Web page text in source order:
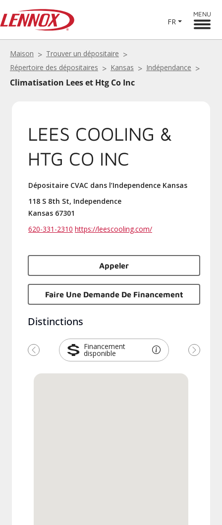
FR
MENU
Maison
Trouver un dépositaire
Répertoire des dépositaires
Kansas Indépendance
Climatisation Lees et Htg Co Inc
LEES COOLING &
HTG CO INC
Dépositaire CVAC dans l’Independence Kansas
118 S 8th St, Independence
Kansas 67301
620-331-2310 https://leescooling.com/
Appeler
Faire Une Demande De Financement
Distinctions
Financement
disponible
Précédent Suivant